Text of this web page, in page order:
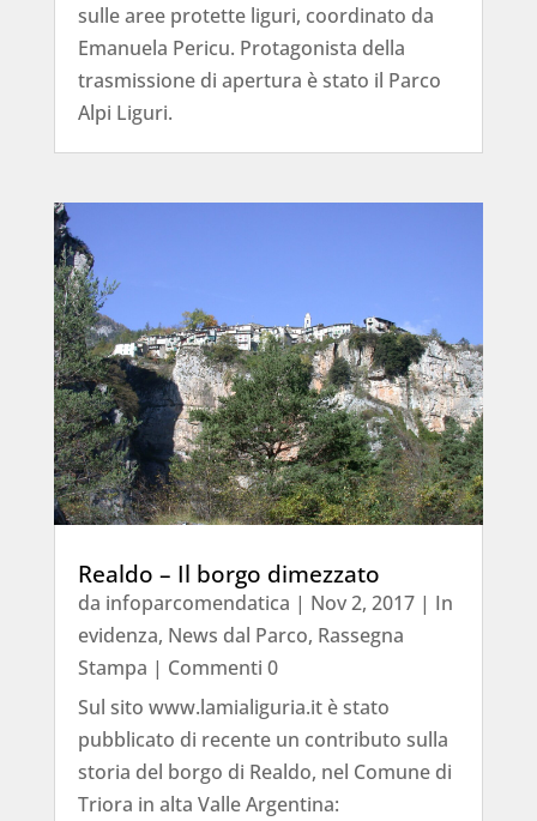
sulle aree protette liguri, coordinato da
Emanuela Pericu. Protagonista della
trasmissione di apertura è stato il Parco
Alpi Liguri.
Realdo – Il borgo dimezzato
da infoparcomendatica | Nov 2, 2017| In
evidenza, News dal Parco, Rassegna
Stampa | Commenti 0
Sul sito www.lamialiguria.it è stato
pubblicato di recente un contributo sulla
storia del borgo di Realdo, nel Comune di
Triora in alta Valle Argentina: